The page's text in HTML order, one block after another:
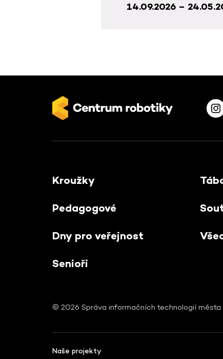
14.09.2026 –
Kroužky
Pedagogové
Dny pro veřejnost
Senioři
© 2026 Správa informačních technologií města
Naše projekty